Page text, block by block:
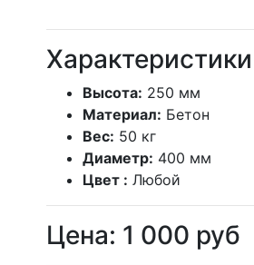
Характеристики
Высота: 250 мм
Материал: Бетон
Вес: 50 кг
Диаметр: 400 мм
Цвет : Любой
Цена: 1 000 руб